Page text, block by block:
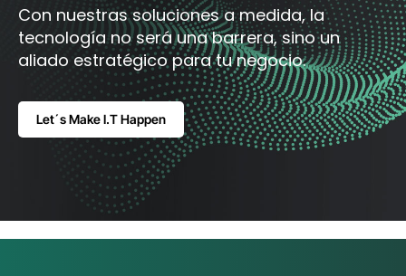
Con nuestras soluciones a medida, la
tecnología no será una barrera, sino un
aliado estratégico para tu negocio.
Let´s Make I.T Happen